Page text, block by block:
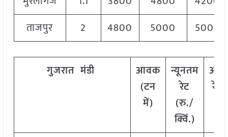
ताजपुर
2 4800 5000 5000
गुजरात मंडी
आवक
(टन
में)
न्यूनतम
रेट
(रु./
क्विं.)
रेट